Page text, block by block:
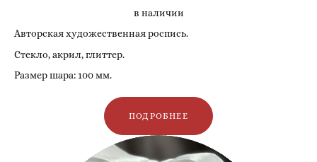
в наличии
Авторская художественная роспись.
Стекло, акрил, глиттер.
Размер шара: 100 мм.
ПОДРОБНЕЕ